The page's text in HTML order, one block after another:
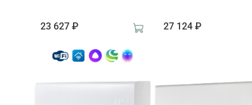
23 627 ₽ 27 124 ₽